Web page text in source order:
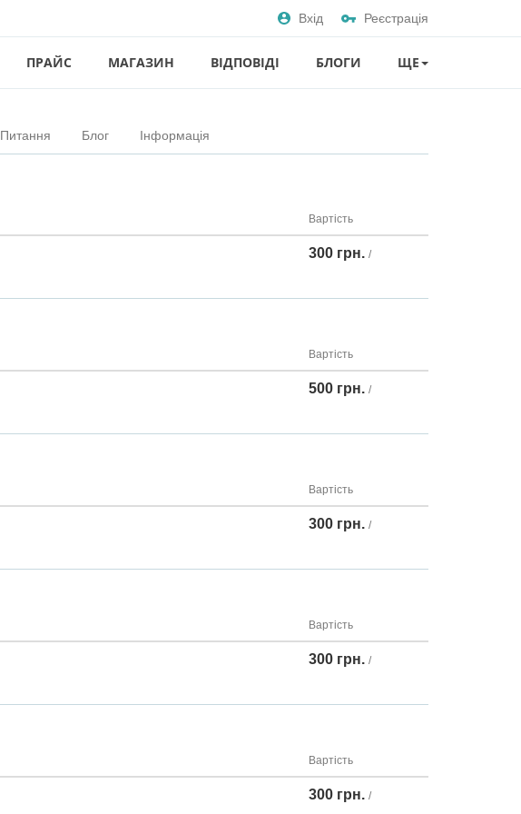
Вхід Реєстрація
ПРАЙС МАГАЗИН ВІДПОВІДІ БЛОГИ ЩЕ
Питання Блог Інформація
Вартість
300 грн. /
Вартість
500 грн. /
Вартість
300 грн. /
Вартість
300 грн. /
Вартість
300 грн. /